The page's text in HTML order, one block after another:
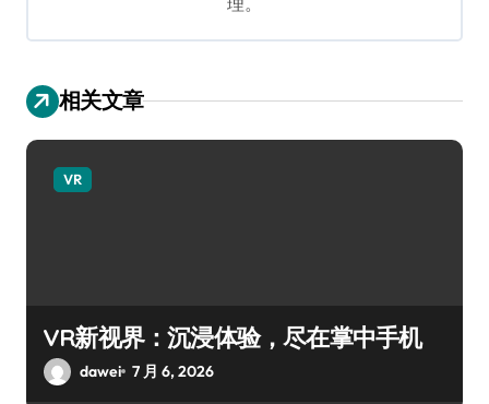
相关文章
VR
VR新视界：沉浸体验，尽在掌中手机
dawei 7 月 6, 2026